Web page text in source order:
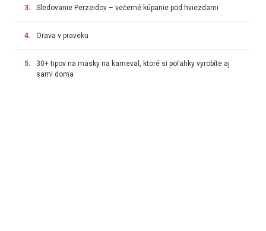
3. Sledovanie Perzeidov – večerné kúpanie pod hviezdami
4. Orava v praveku
5.
30+ tipov na masky na karneval, ktoré si poľahky vyrobíte aj
sami doma